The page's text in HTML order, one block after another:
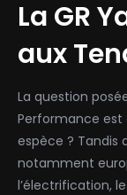
La GR
aux
La question
Performance est
espèce ? Tandis
notamment
l’électrification,